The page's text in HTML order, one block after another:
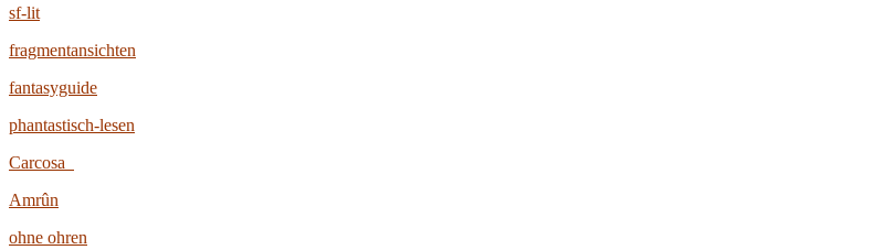
sf-lit
fragmentansichten
fantasyguide
phantastisch-lesen
Carcosa
Amrûn
ohne ohren